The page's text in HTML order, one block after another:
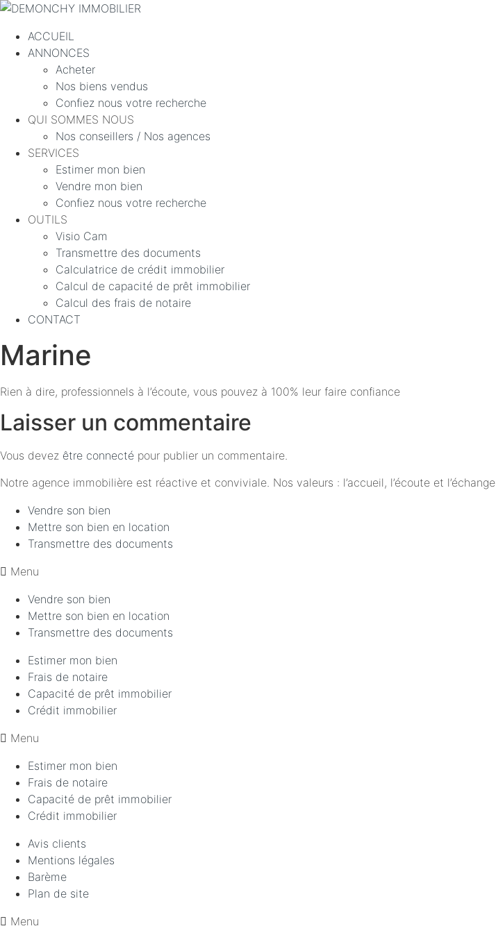
ACCUEIL
ANNONCES
Acheter
Nos biens vendus
Confiez nous votre recherche
QUI SOMMES NOUS
Nos conseillers / Nos agences
SERVICES
Estimer mon bien
Vendre mon bien
Confiez nous votre recherche
OUTILS
Visio Cam
Transmettre des documents
Calculatrice de crédit immobilier
Calcul de capacité de prêt immobilier
Calcul des frais de notaire
CONTACT
Marine
Rien à dire, professionnels à l’écoute, vous pouvez à 100% leur faire confiance
Laisser un commentaire
Vous devez être connecté pour publier un commentaire.
Notre agence immobilière est réactive et conviviale. Nos valeurs : l’accueil, l’écoute et l’échange.
Vendre son bien
Mettre son bien en location
Transmettre des documents
Menu
Vendre son bien
Mettre son bien en location
Transmettre des documents
Estimer mon bien
Frais de notaire
Capacité de prêt immobilier
Crédit immobilier
Menu
Estimer mon bien
Frais de notaire
Capacité de prêt immobilier
Crédit immobilier
Avis clients
Mentions légales
Barème
Plan de site
Menu